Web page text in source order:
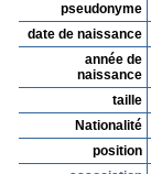
pseudonyme
date de naissance
année de
naissance
taille
Nationalité
position